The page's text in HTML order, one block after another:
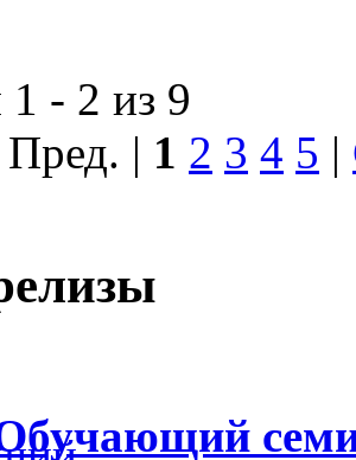
- 2 из 9
| 1 2 3 4 5 |